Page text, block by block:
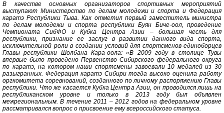
В качестве основных организаторов спортивных мероприятий
выступают Министерство по делам молодежи и спорта и Федерация
каратэ Республики Тыва. Как отметил первый заместитель министра
по делам молодежи и спорта республики Буян Биче-оол, проведение
Чемпионата СибФО и Кубка Центра Азии – большая честь для
республики, признание ее заслуг в развитии данного вида спорта,
исключительной роли в создании условий для спортсменов-единоборцев
Главы республики Шолбана Кара-оола: «В 2009 году в столице Тувы
впервые было проведено Первенство Сибирского федерального округа
по каратэ, на котором наши спортсмены завоевали 10 медалей из 30
разыгранных. Федерация каратэ Сибири тогда высоко оценила работу
оргкомитета соревнований, созданного по личному распоряжению Главы
республики. Что же касается Кубка Центра Азии, он проводился лишь на
республиканском уровне и только в 2013 году был объявлен
межрегиональным. В течение 2011 – 2012 годов на федеральном уровне
рассматривался вопрос о присвоение ему всероссийского статуса.